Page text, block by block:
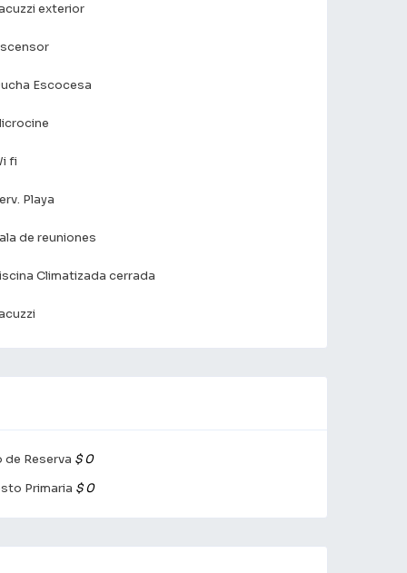
exterior
Escocesa
fi
Playa
de reuniones
Climatizada cerrada
de Reserva $ 0
Primaria $ 0